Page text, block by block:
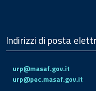
Indirizzi di posta
urp@masaf.gov.it
urp@pec.masaf.gov.it